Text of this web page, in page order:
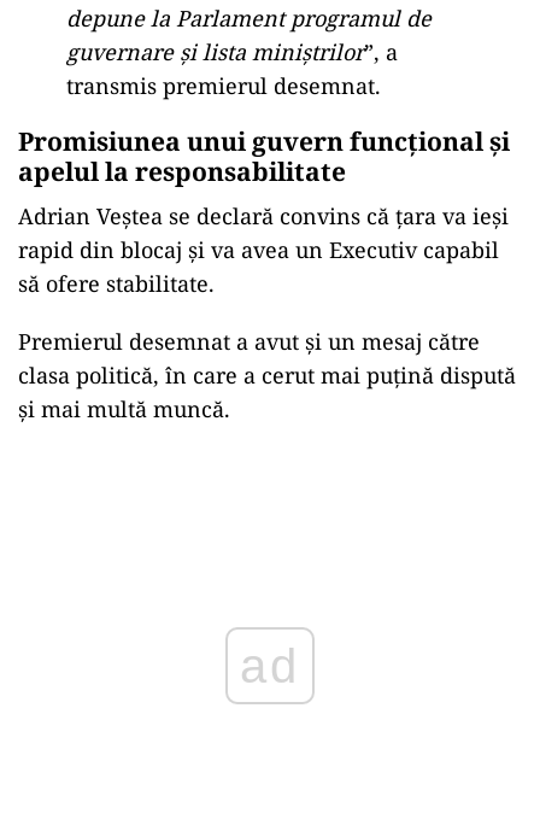
depune la Parlament programul de
guvernare și lista miniștrilor”, a
transmis premierul desemnat.
Promisiunea unui guvern funcțional și
apelul la responsabilitate
Adrian Veștea se declară convins că țara va ieși
rapid din blocaj și va avea un Executiv capabil
să ofere stabilitate.
Premierul desemnat a avut și un mesaj către
clasa politică, în care a cerut mai puțină dispută
și mai multă muncă.
ad